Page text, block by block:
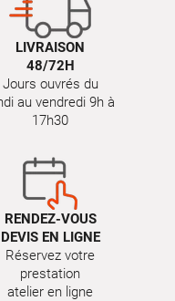
LIVRAISON
48/72H
Jours ouvrés du
au vendredi 9h à
17h30
RENDEZ-VOUS
DEVIS EN LIGNE
Réservez votre
prestation
atelier en ligne